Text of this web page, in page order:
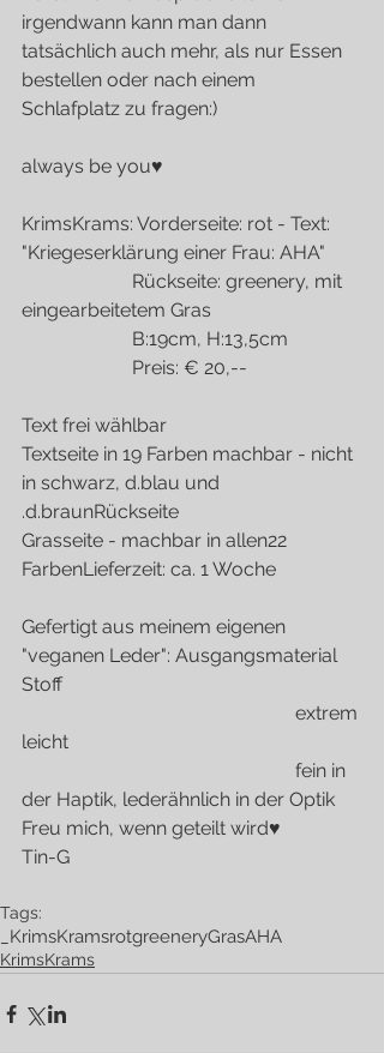
irgendwann kann man dann
tatsächlich auch mehr, als nur Essen
bestellen oder nach einem
Schlafplatz zu fragen:)
always be you♥
KrimsKrams: Vorderseite: rot - Text:
"Kriegeserklärung einer Frau: AHA"
eingearbeitetem Gras
                       B:19cm, H:13,5cm
                       Preis: € 20,--
Text frei wählbar
Textseite in 19 Farben machbar - nicht
in schwarz, d.blau und
.d.braunRückseite
Grasseite - machbar in allen22
FarbenLieferzeit: ca. 1 Woche
Gefertigt aus meinem eigenen
"veganen Leder": Ausgangsmaterial
Stoff
leicht
der Haptik, lederähnlich in der Optik
Freu mich, wenn geteilt wird♥
Tin-G
Tags:
_KrimsKramsrotgreeneryGrasAHA
KrimsKrams